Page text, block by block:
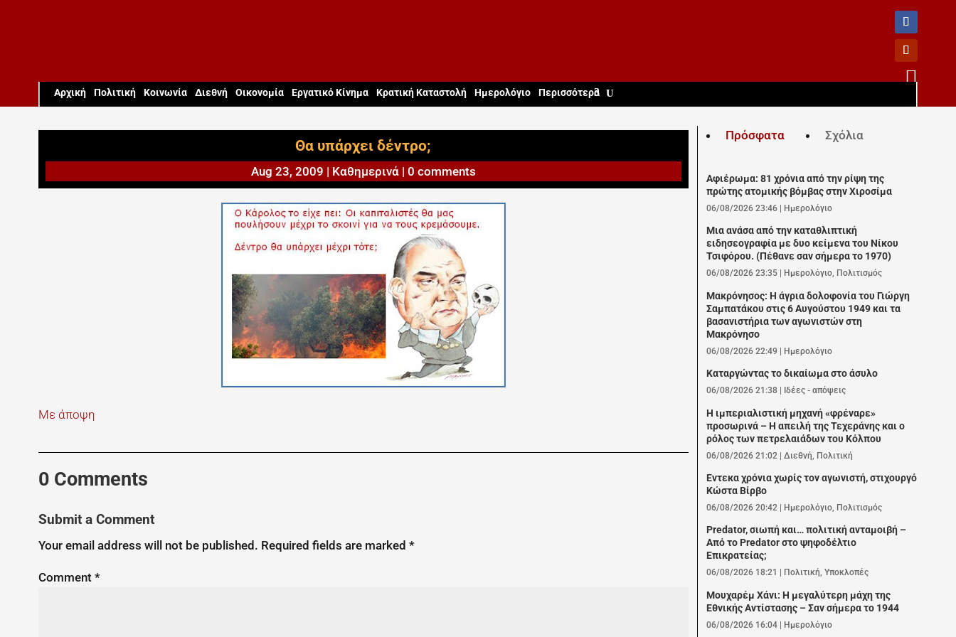

Aρχική Πολιτική Κοινωνία Διεθνή Οικονομία Εργατικό Κίνημα Κρατική Καταστολή Ημερολόγιο Περισσότερα
Θα υπάρχει δέντρο;
Aug 23, 2009 | Καθημερινά| 0 comments
Με άποψη
0 Comments
Submit a Comment
Your email address will not be published. Required fields are marked *
Comment *
Πρόσφατα Σχόλια
Αφιέρωμα: 81 χρόνια από την ρίψη της
πρώτης ατομικής βόμβας στην Χιροσίμα
06/08/2026 23:46 | Ημερολόγιο
Μια ανάσα από την καταθλιπτική
ειδησεογραφία με δυο κείμενα του Νίκου
Τσιφόρου. (Πέθανε σαν σήμερα το 1970)
06/08/2026 23:35 Ημερολόγιο, Πολιτισμός
Μακρόνησος: Η άγρια δολοφονία του Γιώργη
Σαμπατάκου στις 6 Αυγούστου 1949 και τα
βασανιστήρια των αγωνιστών στη
Μακρόνησο
06/08/2026 22:49 | Ημερολόγιο
Καταργώντας το δικαίωμα στο άσυλο
06/08/2026 21:38 Ιδέες - απόψεις
Η ιμπεριαλιστική μηχανή «φρέναρε»
προσωρινά – Η απειλή της Τεχεράνης και ο
ρόλος των πετρελαιάδων του Κόλπου
06/08/2026 21:02 |Διεθνή Πολιτική
Εντεκα χρόνια χωρίς τον αγωνιστή, στιχουργό
Κώστα Βίρβο
06/08/2026 20:42 Ημερολόγιο, Πολιτισμός
Predator, σιωπή και… πολιτική ανταμοιβή –
Από το Predator στο ψηφοδέλτιο
Επικρατείας;
06/08/2026 18:21 Πολιτική,Υποκλοπές
Μουχαρέμ Χάνι: Η μεγαλύτερη μάχη της
Εθνικής Αντίστασης – Σαν σήμερα το 1944
06/08/2026 16:04 | Ημερολόγιο